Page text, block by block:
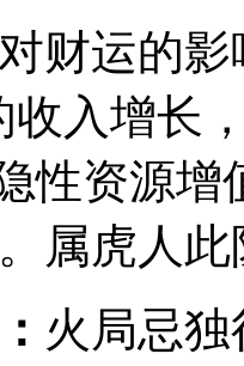
运的影
收入增长
性资源增
属虎人
火局忌